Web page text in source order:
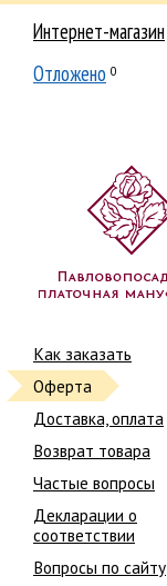
Интернет-магазин
Отложено 0
Как заказать
Оферта
Доставка, оплата
Возврат товара
Частые вопросы
Декларации о
соответствии
Вопросы по сайту